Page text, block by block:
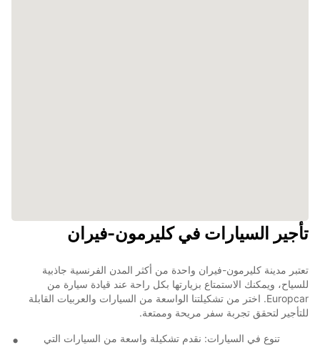
تأجير السيارات في كليرمون-فيران
تعتبر مدينة كليرمون-فيران واحدة من أكثر المدن الفرنسية جاذبية
للسياح، ويمكنك الاستمتاع بزيارتها بكل راحة عند قيادة سيارة من
Europcar. اختر من تشكيلتنا الواسعة من السيارات والعربيات القابلة
للتأجير لتحقق تجربة سفر مريحة وممتعة.
تنوع في السيارات: نقدم تشكيلة واسعة من السيارات التي